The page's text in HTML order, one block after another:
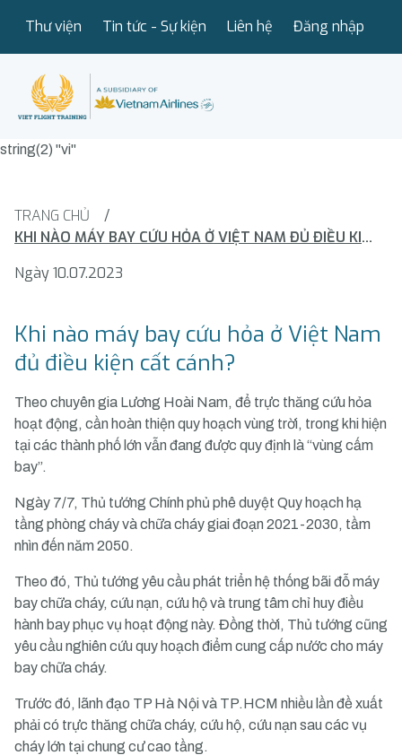
Thư viện Tin tức - Sự kiện Liên hệ Đăng nhập
string(2) "vi"
TRANG CHỦ
/
KHI NÀO MÁY BAY CỨU HỎA Ở VIỆT NAM ĐỦ ĐIỀU KIỆN CẤT CÁNH?
Ngày 10.07.2023
Khi nào máy bay cứu hỏa ở Việt Nam
đủ điều kiện cất cánh?
Theo chuyên gia Lương Hoài Nam, để trực thăng cứu hỏa
hoạt động, cần hoàn thiện quy hoạch vùng trời, trong khi hiện
tại các thành phố lớn vẫn đang được quy định là “vùng cấm
bay”.
Ngày 7/7, Thủ tướng Chính phủ phê duyệt Quy hoạch hạ
tầng phòng cháy và chữa cháy giai đoạn 2021-2030, tầm
nhìn đến năm 2050.
Theo đó, Thủ tướng yêu cầu phát triển hệ thống bãi đỗ máy
bay chữa cháy, cứu nạn, cứu hộ và trung tâm chỉ huy điều
hành bay phục vụ hoạt động này. Đồng thời, Thủ tướng cũng
yêu cầu nghiên cứu quy hoạch điểm cung cấp nước cho máy
bay chữa cháy.
Trước đó, lãnh đạo TP Hà Nội và TP.HCM nhiều lần đề xuất
phải có trực thăng chữa cháy, cứu hộ, cứu nạn sau các vụ
cháy lớn tại chung cư cao tầng.